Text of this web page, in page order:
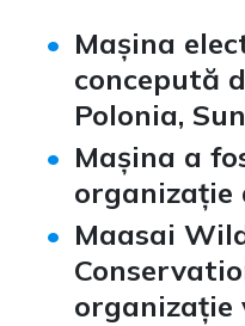
Mașina
concepută
Polonia,
Mașina a
organizație
Maasai
organizație